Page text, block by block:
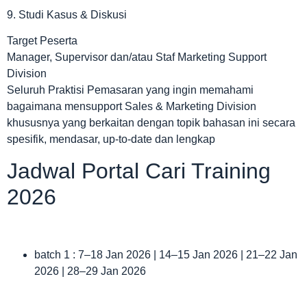
9. Studi Kasus & Diskusi
Target Peserta
Manager, Supervisor dan/atau Staf Marketing Support
Division
Seluruh Praktisi Pemasaran yang ingin memahami
bagaimana mensupport Sales & Marketing Division
khususnya yang berkaitan dengan topik bahasan ini secara
spesifik, mendasar, up-to-date dan lengkap
Jadwal Portal Cari Training
2026
batch 1 : 7–18 Jan 2026 | 14–15 Jan 2026 | 21–22 Jan
2026 | 28–29 Jan 2026